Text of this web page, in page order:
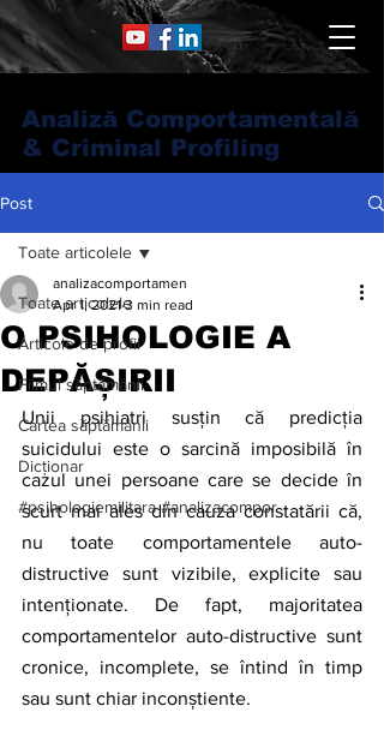
Analiză Comportamentală
& Criminal Profiling
Post
Toate articolele
Articole de profil
Filmul săptămânii
Cartea săptămânii
Dicționar
#psihologiemilitara #analizacompor
Toate articolele
O PSIHOLOGIE A
DEPĂȘIRII
analizacomportamen
Apr 1, 2021 3 min read
Unii psihiatri susțin că predicția
suicidului este o sarcină imposibilă în
cazul unei persoane care se decide în
scurt mai ales din cauza constatării că,
nu toate comportamentele auto-
distructive sunt vizibile, explicite sau
intenționate. De fapt, majoritatea
comportamentelor auto-distructive sunt
cronice, incomplete, se întind în timp
sau sunt chiar inconștiente.